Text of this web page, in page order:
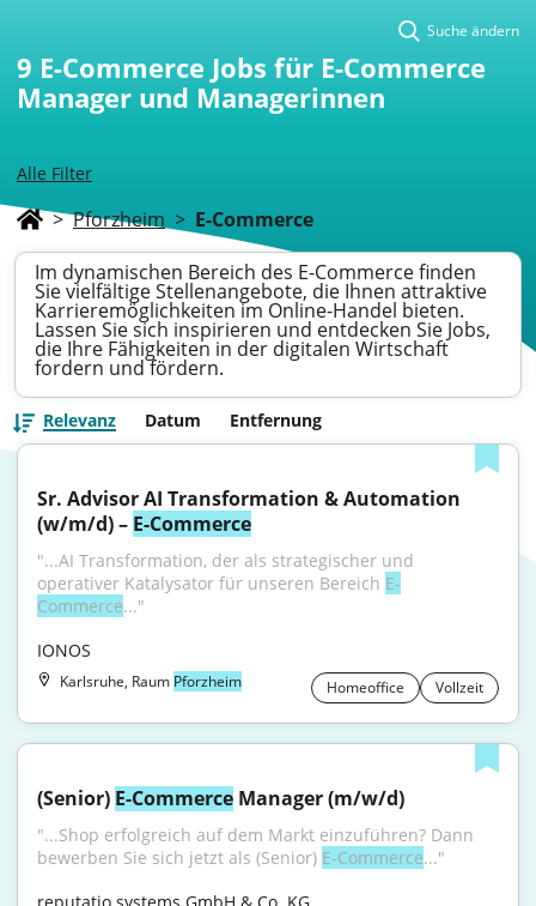
Alle Filter
Suche ändern
9 E-Commerce Jobs für E-Commerce
Manager und Managerinnen
> Pforzheim > E-Commerce
Im dynamischen Bereich des E-Commerce finden
Sie vielfältige Stellenangebote, die Ihnen attraktive
Karrieremöglichkeiten im Online-Handel bieten.
Lassen Sie sich inspirieren und entdecken Sie Jobs,
die Ihre Fähigkeiten in der digitalen Wirtschaft
fordern und fördern.
Relevanz Datum Entfernung
Sr. Advisor AI Transformation & Automation
(w/m/d) – E-Commerce
"...AI Transformation, der als strategischer und
operativer Katalysator für unseren Bereich E-
Commerce..."
IONOS
Karlsruhe, Raum Pforzheim Homeoffice Vollzeit
(Senior) E-Commerce Manager (m/w/d)
"...Shop erfolgreich auf dem Markt einzuführen? Dann
bewerben Sie sich jetzt als (Senior) E-Commerce..."